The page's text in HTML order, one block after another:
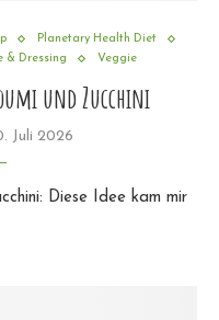
Planetary Health Diet
& Dressing Veggie
und Zucchini
Juli 2026
Diese Idee kam mir